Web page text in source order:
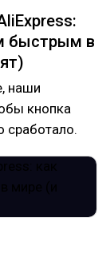
быстрым в
наши
кнопка
сработало.